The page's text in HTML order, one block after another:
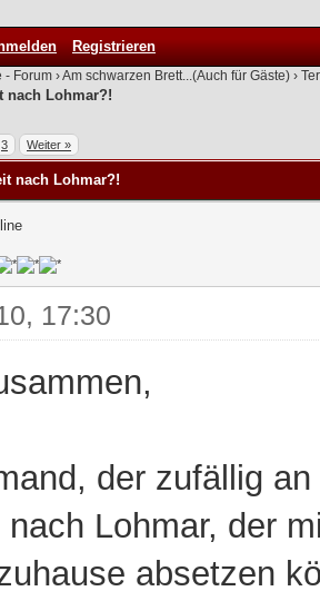
Registrieren
- Forum ›Am schwarzen Brett...(Auch für Gäste) ›
nach Lohmar?!
3 Weiter »
nach Lohmar?!
17:30
der zufällig
nach Lohmar, der
absetzen